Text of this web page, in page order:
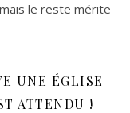
le reste mérite
UNE ÉGLISE
ATTENDU !